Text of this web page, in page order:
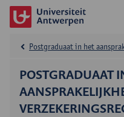
POSTGRADUAAT
Postgraduaat in het